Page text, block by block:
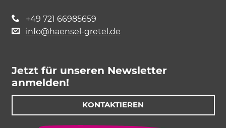
+49 721 66985659
info@haensel-gretel.de
Jetzt für unseren Newsletter
anmelden!
KONTAKTIEREN